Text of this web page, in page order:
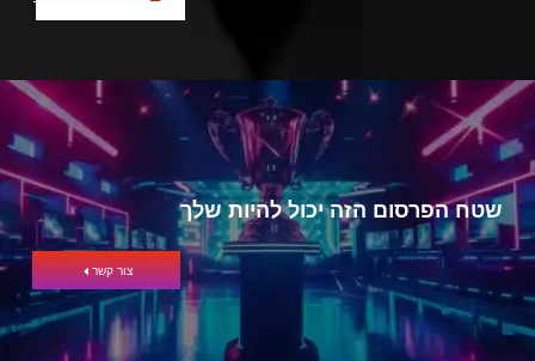
שטח הפרסום הזה יכול להיות שלך
צור קשר